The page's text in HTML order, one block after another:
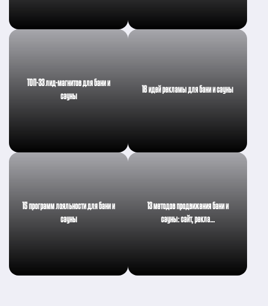
ТОП-33 лид-магнитов для бани и
сауны
18 идей рекламы для бани и сауны
15 программ лояльности для бани и
сауны
13 методов продвижения бани и
сауны: сайт, рекла…